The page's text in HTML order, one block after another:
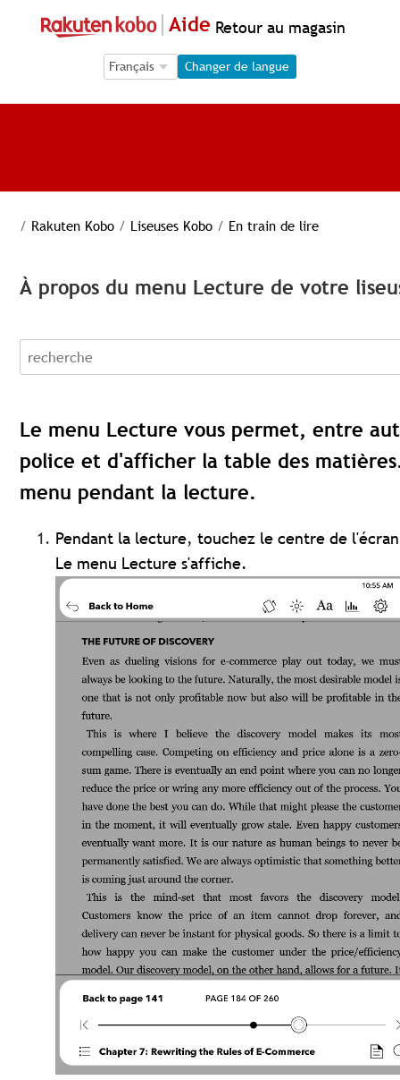
Aide Retour au magasin
Language Selection
Language Selection
Changer de langue
/ Rakuten Kobo / Liseuses Kobo / En train de lire
À propos du menu Lecture de votre
recherche
Le menu Lecture vous permet, entre
police et d'afficher la table des
menu pendant la lecture.
Pendant la lecture, touchez le centre de
Le menu Lecture s'affiche.